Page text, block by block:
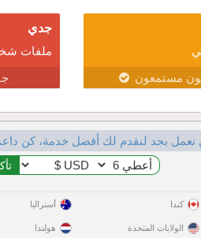
مستمعون
جدي
ملفات
نعمل بجد لنقدم لك أفضل خدمة، كن
كندا
الولايات المتحدة
أستراليا
هولندا